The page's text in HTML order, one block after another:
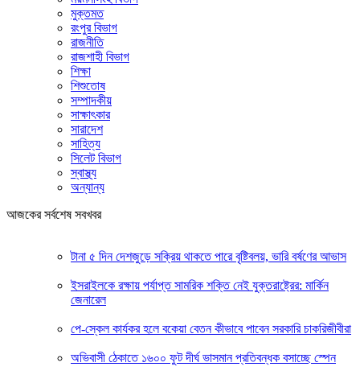
মুক্তমত
রংপুর বিভাগ
রাজনীতি
রাজশাহী বিভাগ
শিক্ষা
শিশুতোষ
সম্পাদকীয়
সাক্ষাৎকার
সারাদেশ
সাহিত্য
সিলেট বিভাগ
স্বাস্থ্য
অন্যান্য
আজকের সর্বশেষ সবখবর
টানা ৫ দিন দেশজুড়ে সক্রিয় থাকতে পারে বৃষ্টিবলয়, ভারি বর্ষণের আভাস
ইসরাইলকে রক্ষায় পর্যাপ্ত সামরিক শক্তি নেই যুক্তরাষ্ট্রের: মার্কিন
জেনারেল
পে-স্কেল কার্যকর হলে বকেয়া বেতন কীভাবে পাবেন সরকারি চাকরিজীবীরা
অভিবাসী ঠেকাতে ১৬০০ ফুট দীর্ঘ ভাসমান প্রতিবন্ধক বসাচ্ছে স্পেন